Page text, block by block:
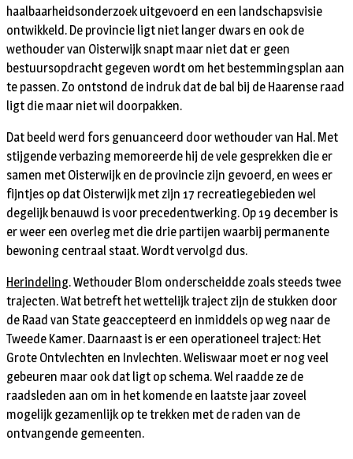
haalbaarheidsonderzoek uitgevoerd en een landschapsvisie
ontwikkeld. De provincie ligt niet langer dwars en ook de
wethouder van Oisterwijk snapt maar niet dat er geen
bestuursopdracht gegeven wordt om het bestemmingsplan aan
te passen. Zo ontstond de indruk dat de bal bij de Haarense raad
ligt die maar niet wil doorpakken.
Dat beeld werd fors genuanceerd door wethouder van Hal. Met
stijgende verbazing memoreerde hij de vele gesprekken die er
samen met Oisterwijk en de provincie zijn gevoerd, en wees er
fijntjes op dat Oisterwijk met zijn 17 recreatiegebieden wel
degelijk benauwd is voor precedentwerking. Op 19 december is
er weer een overleg met die drie partijen waarbij permanente
bewoning centraal staat. Wordt vervolgd dus.
Herindeling. Wethouder Blom onderscheidde zoals steeds twee
trajecten. Wat betreft het wettelijk traject zijn de stukken door
de Raad van State geaccepteerd en inmiddels op weg naar de
Tweede Kamer. Daarnaast is er een operationeel traject: Het
Grote Ontvlechten en Invlechten. Weliswaar moet er nog veel
gebeuren maar ook dat ligt op schema. Wel raadde ze de
raadsleden aan om in het komende en laatste jaar zoveel
mogelijk gezamenlijk op te trekken met de raden van de
ontvangende gemeenten.